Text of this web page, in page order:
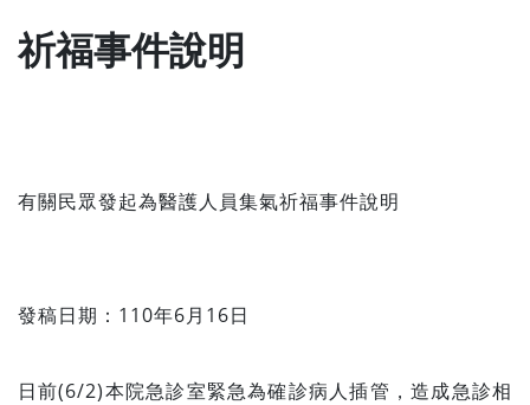
祈福事件說明
有關民眾發起為醫護人員集氣祈福事件說明
發稿日期：110年6月16日
日前(6/2)本院急診室緊急為確診病人插管，造成急診相